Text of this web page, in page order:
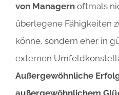
von Managern oftmals
überlegene Fähigkeiten
könne, sondern eher in
externen
Außergewöhnliche
außergewöhnlichem